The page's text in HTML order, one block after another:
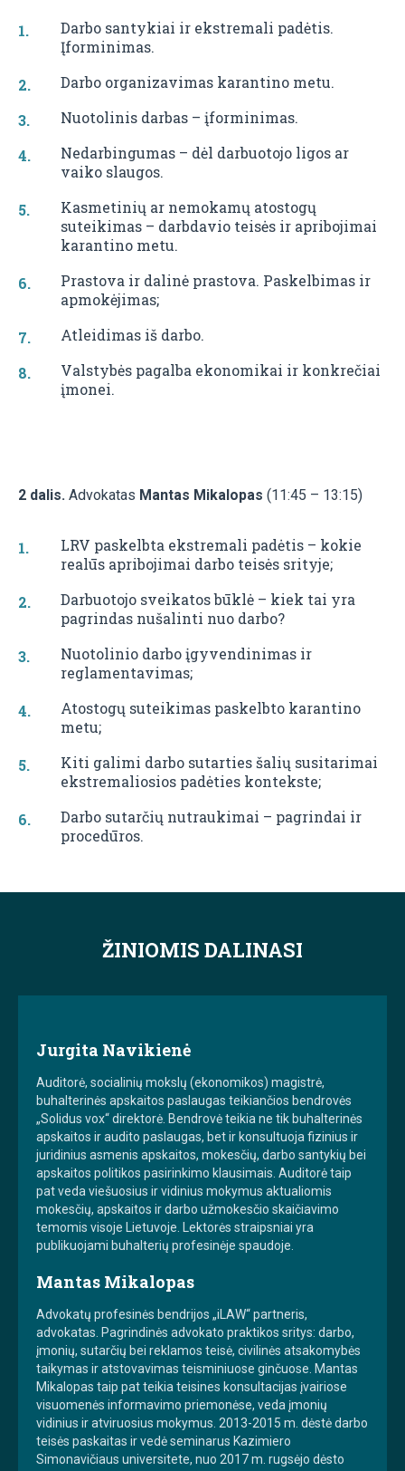
Darbo santykiai ir ekstremali padėtis.
Įforminimas.
Darbo organizavimas karantino metu.
Nuotolinis darbas – įforminimas.
Nedarbingumas – dėl darbuotojo ligos ar
vaiko slaugos.
Kasmetinių ar nemokamų atostogų
suteikimas – darbdavio teisės ir apribojimai
karantino metu.
Prastova ir dalinė prastova. Paskelbimas ir
apmokėjimas;
Atleidimas iš darbo.
Valstybės pagalba ekonomikai ir konkrečiai
įmonei.
2 dalis. Advokatas Mantas Mikalopas (11:45 – 13:15)
LRV paskelbta ekstremali padėtis – kokie
realūs apribojimai darbo teisės srityje;
Darbuotojo sveikatos būklė – kiek tai yra
pagrindas nušalinti nuo darbo?
Nuotolinio darbo įgyvendinimas ir
reglamentavimas;
Atostogų suteikimas paskelbto karantino
metu;
Kiti galimi darbo sutarties šalių susitarimai
ekstremaliosios padėties kontekste;
Darbo sutarčių nutraukimai – pagrindai ir
procedūros.
ŽINIOMIS DALINASI
Jurgita Navikienė
Auditorė, socialinių mokslų (ekonomikos) magistrė,
buhalterinės apskaitos paslaugas teikiančios bendrovės
„Solidus vox“ direktorė. Bendrovė teikia ne tik buhalterinės
apskaitos ir audito paslaugas, bet ir konsultuoja fizinius ir
juridinius asmenis apskaitos, mokesčių, darbo santykių bei
apskaitos politikos pasirinkimo klausimais. Auditorė taip
pat veda viešuosius ir vidinius mokymus aktualiomis
mokesčių, apskaitos ir darbo užmokesčio skaičiavimo
temomis visoje Lietuvoje. Lektorės straipsniai yra
publikuojami buhalterių profesinėje spaudoje.
Mantas Mikalopas
Advokatų profesinės bendrijos „iLAW“ partneris,
advokatas. Pagrindinės advokato praktikos sritys: darbo,
įmonių, sutarčių bei reklamos teisė, civilinės atsakomybės
taikymas ir atstovavimas teisminiuose ginčuose. Mantas
Mikalopas taip pat teikia teisines konsultacijas įvairiose
visuomenės informavimo priemonėse, veda įmonių
vidinius ir atviruosius mokymus. 2013-2015 m. dėstė darbo
teisės paskaitas ir vedė seminarus Kazimiero
Simonavičiaus universitete, nuo 2017 m. rugsėjo dėsto